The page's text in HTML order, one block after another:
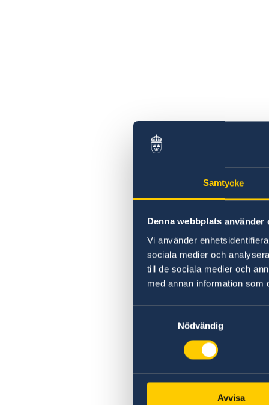
Samtycke
Denna webbplats använder
Vi använder
sociala medier och
till de sociala medier och
med annan information som
Nödvändig
Avvisa